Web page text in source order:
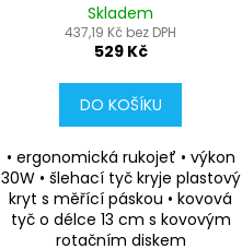
Skladem
437,19 Kč bez DPH
529 Kč
DO KOŠÍKU
• ergonomická rukojeť • výkon
30W • šlehací tyč kryje plastový
kryt s měřící páskou • kovová
tyč o délce 13 cm s kovovým
rotačním diskem